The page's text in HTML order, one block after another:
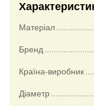
Матеріал
Бренд
Країна-виробник
Діаметр